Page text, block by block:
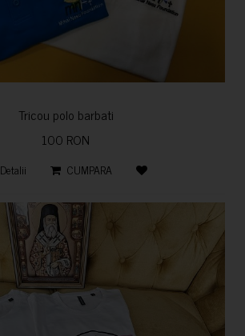
Tricou polo barbati
100 RON
Detalii CUMPARA